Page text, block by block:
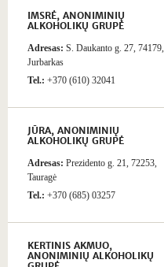
IMSRĖ, ANONIMINIŲ
ALKOHOLIKŲ GRUPĖ
Adresas: S. Daukanto g. 27, 74179,
Jurbarkas
Tel.: +370 (610) 32041
JŪRA, ANONIMINIŲ
ALKOHOLIKŲ GRUPĖ
Adresas: Prezidento g. 21, 72253,
Tauragė
Tel.: +370 (685) 03257
KERTINIS AKMUO,
ANONIMINIŲ ALKOHOLIKŲ